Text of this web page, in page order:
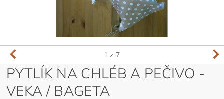
1 z 7
PYTLÍK NA CHLÉB A PEČIVO -
VEKA / BAGETA